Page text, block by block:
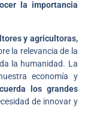
la importancia
y agricultoras,
la relevancia de la
la humanidad. La
economía y
los grandes
de innovar y